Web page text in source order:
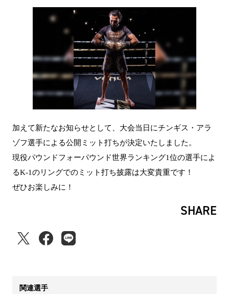
加えて新たなお知らせとして、大会当日にチンギス・アラ
ゾフ選手による公開ミット打ちが決定いたしました。
現役パウンドフォーパウンド世界ランキング1位の選手によ
るK-1のリングでのミット打ち披露は大変貴重です！
ぜひお楽しみに！
SHARE
関連選手